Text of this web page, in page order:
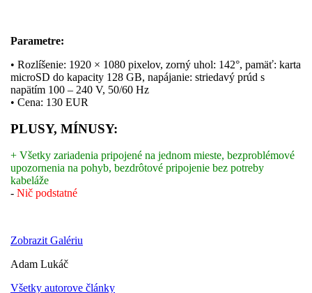
Parametre:
• Rozlíšenie: 1920 × 1080 pixelov, zorný uhol: 142°, pamäť: karta
­microSD do kapacity 128 GB, napájanie: striedavý prúd s
napätím 100 – 240 V, 50/60 Hz
• Cena: 130 EUR
PLUSY, MÍNUSY:
+ Všetky zariadenia pripojené na jednom mieste, bezproblémové
upozornenia na pohyb, bezdrôtové pripojenie bez potreby
kabeláže
- Nič podstatné
Zobrazit Galériu
Adam Lukáč
Všetky autorove články